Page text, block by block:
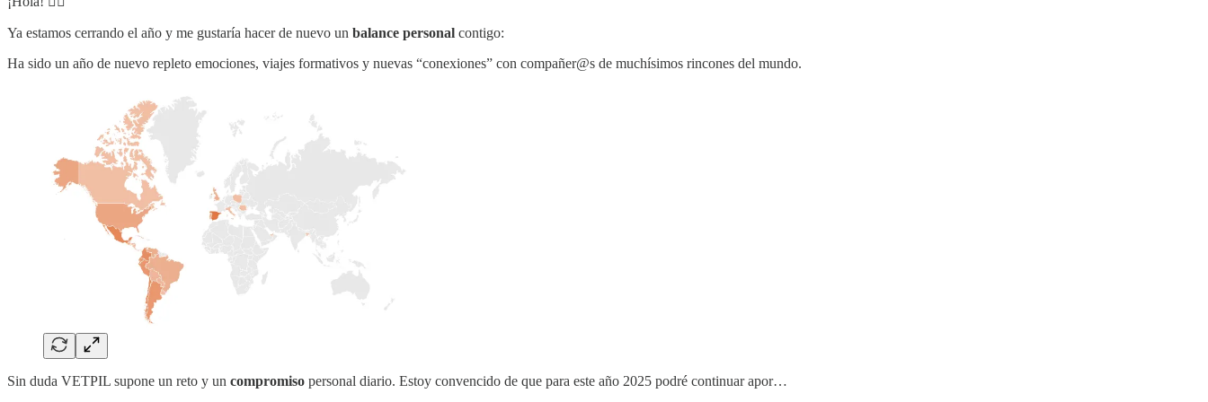
Ya estamos cerrando el año y me gustaría hacer de nuevo un balance personal contigo:
Ha sido un año de nuevo repleto emociones, viajes formativos y nuevas “conexiones” con compañer@s de muchísimos rincones del mundo.
Sin duda VETPIL supone un reto y un compromiso personal diario. Estoy convencido de que para este año 2025 podré continuar apor…